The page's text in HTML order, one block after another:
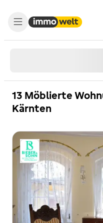
13 Möblierte
Kärnten